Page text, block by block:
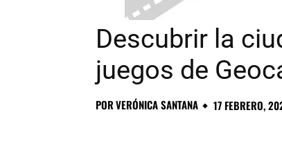
Descubrir la
juegos de
PORVERÓNICA SANTANA 17 FEBRERO,